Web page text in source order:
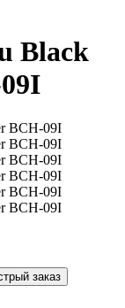
Black
заказ